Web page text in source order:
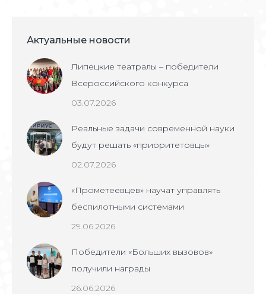
Актуальные новости
Липецкие театралы – победители
Всероссийского конкурса
03.07.2026
Реальные задачи современной науки
будут решать «приоритетовцы»
02.07.2026
«Прометеевцев» научат управлять
беспилотными системами
29.06.2026
Победители «Больших вызовов»
получили награды
26.06.2026